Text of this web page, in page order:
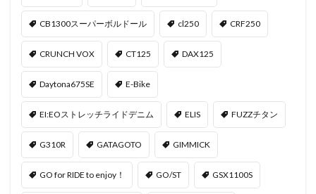
CB1300スーパーボルドール cl250 CRF250
CRUNCH VOX CT125 DAX125
Daytona675SE E-Bike
EI:EOストレッチライドデニム ELIS FUZZチタン
G310R GATAGOTO GIMMICK
GO for RIDE to enjoy！ GO/ST GSX1100S